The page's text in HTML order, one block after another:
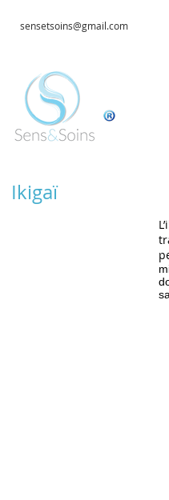
sensetsoins@gmail.com
Ikigaï